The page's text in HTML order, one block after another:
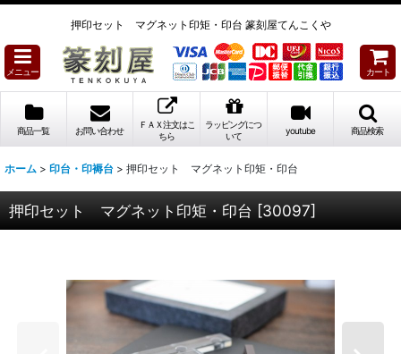
押印セット マグネット印矩・印台 篆刻屋てんこくや
メニュー カート
商品一覧 お問い合わせ
ＦＡＸ注文はこ
ちら
ラッピングにつ
いて
youtube 商品検索
ホーム > 印台・印褥台 > 押印セット マグネット印矩・印台
押印セット マグネット印矩・印台 [30097]